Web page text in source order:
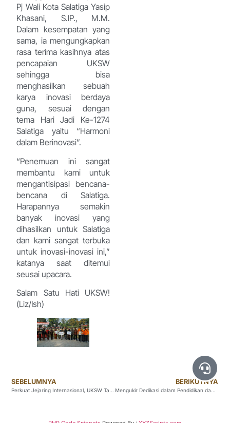
Pj Wali Kota Salatiga Yasip
Khasani, S.IP., M.M.
Dalam kesempatan yang
sama, ia mengungkapkan
rasa terima kasihnya atas
pencapaian UKSW
sehingga bisa
menghasilkan sebuah
karya inovasi berdaya
guna, sesuai dengan
tema Hari Jadi Ke-1274
Salatiga yaitu “Harmoni
dalam Berinovasi”.
“Penemuan ini sangat
membantu kami untuk
mengantisipasi bencana-
bencana di Salatiga.
Harapannya semakin
banyak inovasi yang
dihasilkan untuk Salatiga
dan kami sangat terbuka
untuk inovasi-inovasi ini,”
katanya saat ditemui
seusai upacara.
Salam Satu Hati UKSW!
(Liz/Ish)
SEBELUMNYA
Perkuat Jejaring Internasional, UKSW Tandatangan MoU dengan The American Institute for Indonesian Studies (AIFIS)
BERIKUTNYA
Mengukir Dedikasi dalam Pendidikan dan Literasi, Rektor Intiyas Terima Penghargaan DPRD Salatiga